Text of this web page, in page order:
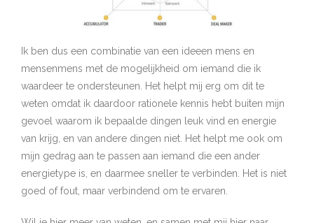
Ik ben dus een combinatie van een ideeen mens en
mensenmens met de mogelijkheid om iemand die ik
waardeer te ondersteunen. Het helpt mij erg om dit te
weten omdat ik daardoor rationele kennis hebt buiten mijn
gevoel waarom ik bepaalde dingen leuk vind en energie
van krijg, en van andere dingen niet. Het helpt me ook om
mijn gedrag aan te passen aan iemand die een ander
energietype is, en daarmee sneller te verbinden. Het is niet
goed of fout, maar verbindend om te ervaren.